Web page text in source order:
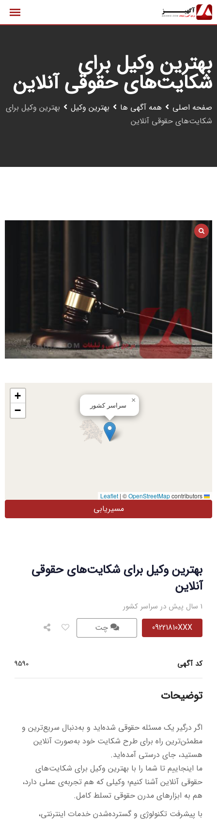
پرش
به
بهترین وکیل برای
شکایت‌های حقوقی آنلاین
صفحه اصلی همه آگهی ها بهترین وکیل
بهترین وکیل برای
شکایت‌های حقوقی آنلاین
بهترین وکیل برای شکایت‌های حقوقی
آنلاین
1 سال پیش در سراسر کشور
09221810XXX چت
کد آگهی 9590
توضیحات
اگر درگیر یک مسئله حقوقی شده‌اید و به‌دنبال سریع‌ترین و
مطمئن‌ترین راه برای طرح شکایت خود به‌صورت آنلاین
هستید، جای درستی آمده‌اید.
ما اینجاییم تا شما را با بهترین وکیل برای شکایت‌های
حقوقی آنلاین آشنا کنیم؛ وکیلی که هم تجربه‌ی عملی دارد،
هم به ابزارهای مدرن حقوقی تسلط کامل.
با پیشرفت تکنولوژی و گسترده‌شدن خدمات اینترنتی،
سراسر کشور
×
+
−
| ©OpenStreetMapcontributors
مسیریابی